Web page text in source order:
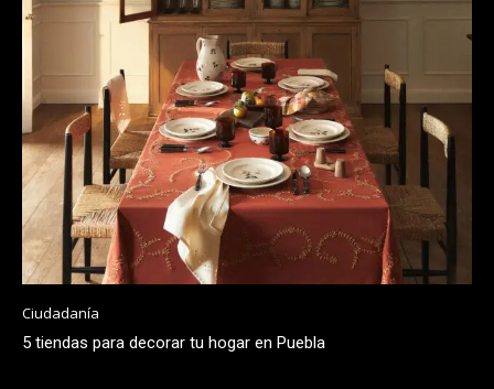
Ciudadanía
5 tiendas para decorar tu hogar en Puebla